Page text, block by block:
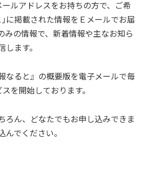
ルアドレスをお持ちの方で、ご希
に掲載された情報をＥメールでお届
みの情報で、新着情報や主なお知ら
ます。
なると』の概要版を電子メールで毎
を開始しております。
ろん、どなたでもお申し込みできま
でください。